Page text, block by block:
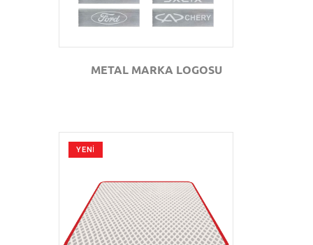
METAL MARKA LOGOSU
YENİ
GÖZAT